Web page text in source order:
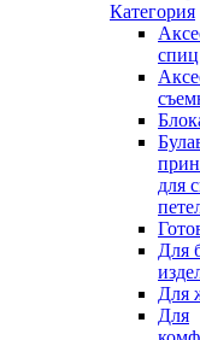
Категория
спиц
для
Для
Для
Для